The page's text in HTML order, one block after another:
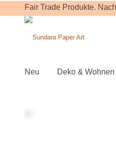
Fair Trade Produkte.
Neu Deko & Wohnen